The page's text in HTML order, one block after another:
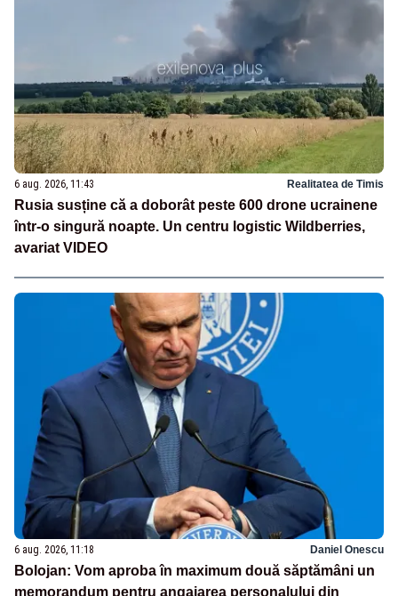
6 aug. 2026, 11:43 Realitatea de Timis
Rusia susține că a doborât peste 600 drone ucrainene
într-o singură noapte. Un centru logistic Wildberries,
avariat VIDEO
6 aug. 2026, 11:18 Daniel Onescu
Bolojan: Vom aproba în maximum două săptămâni un
memorandum pentru angajarea personalului din